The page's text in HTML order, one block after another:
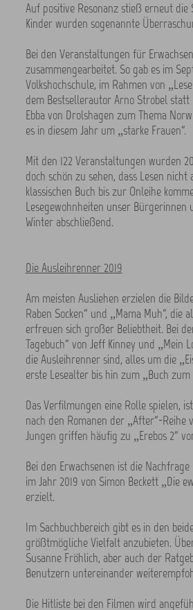
Auf positive Resonanz stieß erneut
Kinder wurden sogenannte
Bei den Veranstaltungen für
zusammengearbeitet. So gab es im
Volkshochschule, im Rahmen von
dem Bestsellerautor Arno Strobel
Ebba von Drolshagen zum Thema
es in diesem Jahr um „starke Frauen“.
Mit den 122 Veranstaltungen wurden
doch schön zu sehen, dass Lesen
klassischen Buch bis zur Onleihe
Lesegewohnheiten unser
Winter abschließend.
Die Ausleihrenner 2019
Am meisten Ausliehen erzielen die
Raben Socken“ und „Mama Muh“,
erfreuen sich großer Beliebtheit. Bei
Tagebuch“ von Jeff Kinney und „Mein
die Ausleihrenner sind, alles um die
erste Lesealter bis hin zum „Buch zum
Das Verfilmungen eine Rolle spielen,
nach den Romanen der „After“-Reihe
Jungen griffen häufig zu „Erebos 2“
Bei den Erwachsenen ist die
im Jahr 2019 von Simon Beckett „Die
erzielt.
Im Sachbuchbereich gibt es in den
größtmögliche Vielfalt anzubieten.
Susanne Fröhlich, aber auch der
Benutzern untereinander
Die Hitliste bei den Filmen wird